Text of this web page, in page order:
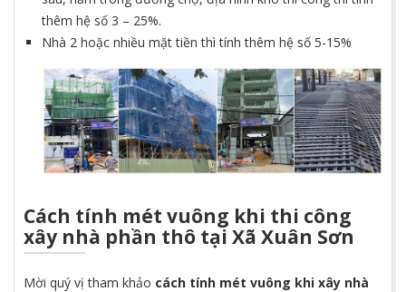
thêm hệ số 3 – 25%.
Nhà 2 hoặc nhiều mặt tiền thì tính thêm hệ số 5-15%
Cách tính mét vuông khi thi công
xây nhà phần thô tại Xã Xuân Sơn
Mời quý vị tham khảo cách tính mét vuông khi xây nhà